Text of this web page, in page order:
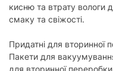
кисню та втрату вологи
смаку та свіжості.
Придатні для вторинної
Пакети для
для вторинної